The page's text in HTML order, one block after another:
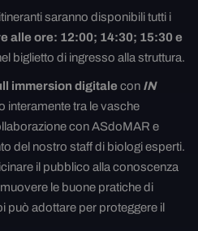
saranno disponibili tutti i
alle ore: 12:00; 14:30; 15:30 e
biglietto di ingresso alla struttura.
immersion digitale con IN
interamente tra le vasche
con ASdoMAR e
del nostro staff di biologi esperti.
il pubblico alla conoscenza
le buone pratiche di
può adottare per proteggere il